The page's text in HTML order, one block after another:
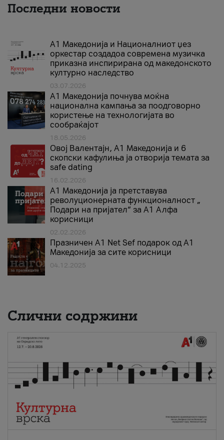
Последни новости
А1 Македонија и Националниот џез
оркестар создадоа современа музичка
приказна инспирирана од македонското
културно наследство
03.07.2026
A1 Македонија почнува моќна
национална кампања за поодговорно
користење на технологијата во
сообраќајот
18.05.2026
Овој Валентајн, A1 Македонија и 6
скопски кафулиња ја отворија темата за
safe dating
16.02.2026
А1 Македонија ја претставува
револуционерната функционалност „
Подари на пријател“ за А1 Алфа
корисници
02.02.2026
Празничен A1 Net Sеf подарок од А1
Македонија за сите корисници
04.12.2025
Слични содржини